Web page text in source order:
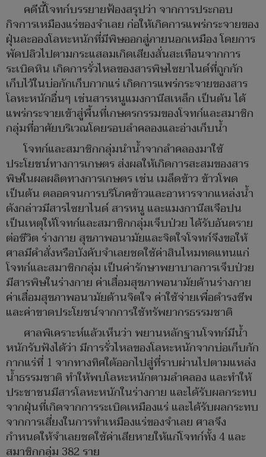
คดีนี้โจทก์บรรยายฟ้องสรุปว่า จากการประกอบ
กิจการเหมืองแร่ของจำเลย ก่อให้เกิดการแพร่กระจายของ
ฝุ่นละอองโลหะหนักที่มีพิษออกสู่ภายนอกเหมือง โดยการ
พัดปลิวไปตามกระแสลมเกิดเสียงสั่นสะเทือนจากการ
ระเบิดหิน เกิดการรั่วไหลของสารพิษไซยาไนด์ที่ถูกกัก
เก็บไว้ในบ่อกักเก็บกากแร่ เกิดการแพร่กระจายของสาร
โลหะหนักอื่นๆ เช่นสารหนูแมงกานีสเหล็ก เป็นต้น ได้
แพร่กระจายเข้าสู่พื้นที่เกษตรกรรมของโจทก์และสมาชิก
กลุ่มที่อาศัยบริเวณโดยรอบลำคลองและอ่างเก็บน้ำ
โจทก์และสมาชิกกลุ่มนำน้ำจากลำคลองมาใช้
ประโยชน์ทางการเกษตร ส่งผลให้เกิดการสะสมของสาร
พิษในผลผลิตทางการเกษตร เช่น เมล็ดข้าว ข้าวโพด
เป็นต้น ตลอดจนการบริโภคข้าวและอาหารจากแหล่งน้ำ
ดังกล่าวมีสารไซยาไนด์ สารหนู และแมงกานีสเจือปน
เป็นเหตุให้โจทก์และสมาชิกกลุ่มเจ็บป่วย ได้รับอันตราย
ต่อชีวิต ร่างกาย สุขภาพอนามัยและจิตใจโจทก์จึงขอให้
ศาลมีคำสั่งหรือบังคับจำเลยชดใช้ค่าสินไหมทดแทนแก่
โจทก์และสมาชิกกลุ่ม เป็นค่ารักษาพยาบาลการเจ็บป่วย
มีสารพิษในร่างกาย ค่าเสื่อมสุขภาพอนามัยด้านร่างกาย
ค่าเสื่อมสุขภาพอนามัยด้านจิตใจ ค่าใช้จ่ายเพื่อดำรงชีพ
และค่าขาดประโยชน์จากการใช้ทรัพยากรธรรมชาติ
ศาลพิเคราะห์แล้วเห็นว่า พยานหลักฐานโจทก์มีน้ำ
หนักรับฟังได้ว่า มีการรั่วไหลของโลหะหนักจากบ่อเก็บกัก
กากแร่ที่ 1 จากทางทิศใต้ออกไปสู่ที่ราบผ่านไปตามแหล่ง
น้ำธรรมชาติ ทำให้พบโลหะหนักตามลำคลอง และทำให้
ประชาชนมีสารโลหะหนักในร่างกาย และได้รับผลกระทบ
จากฝุ่นที่เกิดจากการระเบิดเหมืองแร่ และได้รับผลกระทบ
จากการเสี่ยงในการทำเหมืองแร่ของจำเลย ศาลจึง
กำหนดให้จำเลยชดใช้ค่าเสียหายให้แก่โจทก์ทั้ง 4 และ
สมาชิกกลุ่ม 382 ราย